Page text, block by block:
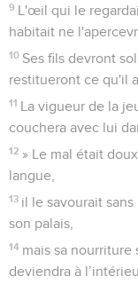
9 L'œil qui le
habitait ne
10 Ses fils devront
restitueront ce qu'il
11 La vigueur de la
couchera avec lui
12 » Le mal était
langue,
13 il le savourait
son palais,
14 mais sa nourriture
deviendra à